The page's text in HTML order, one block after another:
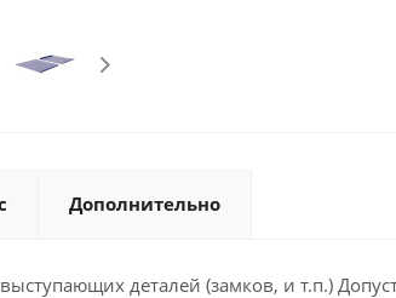
Дополнительно
деталей (замков, и т.п.)